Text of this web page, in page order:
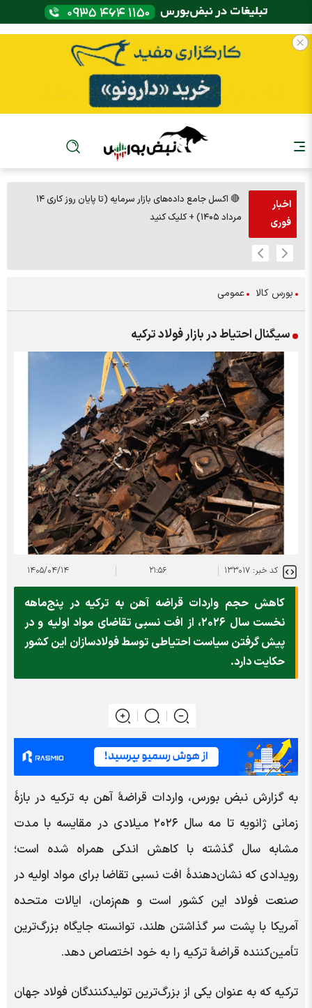
اخبار
فوری
🔴 اکسل جامع داده‌های بازار سرمایه (تا پایان روز کاری ۱۴
مرداد ۱۴۰۵) + کلیک کنید
بورس کالا عمومی
سیگنال احتیاط در بازار فولاد ترکیه
کد خبر: ۱۳۳۰۱۷ ۲۱:۵۶ ۱۴۰۵/۰۴/۱۴
کاهش حجم واردات قراضه آهن به ترکیه در پنج‌ماهه
نخست سال ۲۰۲۶، از افت نسبی تقاضای مواد اولیه و در
پیش گرفتن سیاست احتیاطی توسط فولادسازان این کشور
حکایت دارد.
به گزارش نبض بورس، واردات قراضۀ آهن به ترکیه در بازۀ
زمانی ژانویه تا مه سال ۲۰۲۶ میلادی در مقایسه با مدت
مشابه سال گذشته با کاهش اندکی همراه شده است؛
رویدادی که نشان‌دهندۀ افت نسبی تقاضا برای مواد اولیه در
صنعت فولاد این کشور است و هم‌زمان، ایالات متحده
آمریکا با پشت سر گذاشتن هلند، توانسته جایگاه بزرگ‌ترین
تأمین‌کننده قراضۀ ترکیه را به خود اختصاص دهد.
ترکیه که به عنوان یکی از بزرگ‌ترین تولیدکنندگان فولاد جهان